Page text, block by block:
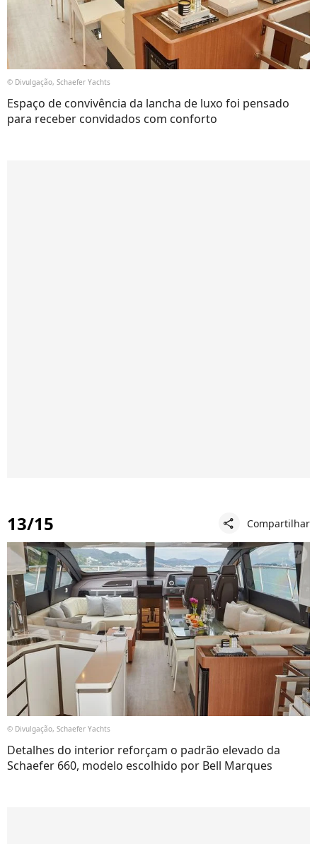
© Divulgação, Schaefer Yachts
Espaço de convivência da lancha de luxo foi pensado
para receber convidados com conforto
13/15 share Compartilhar
© Divulgação, Schaefer Yachts
Detalhes do interior reforçam o padrão elevado da
Schaefer 660, modelo escolhido por Bell Marques